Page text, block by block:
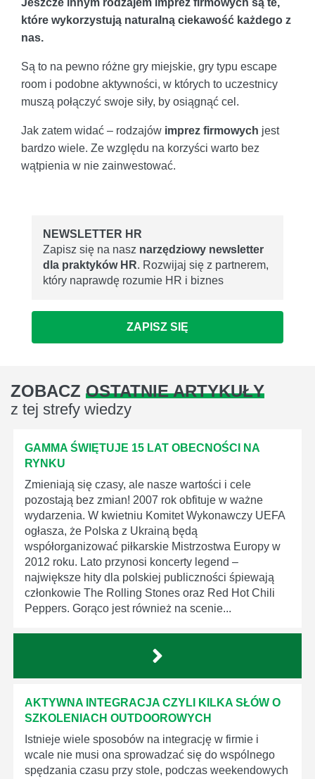
Jeszcze innym rodzajem imprez firmowych są te,
które wykorzystują naturalną ciekawość każdego z
nas.
Są to na pewno różne gry miejskie, gry typu escape
room i podobne aktywności, w których to uczestnicy
muszą połączyć swoje siły, by osiągnąć cel.
Jak zatem widać – rodzajów imprez firmowych jest
bardzo wiele. Ze względu na korzyści warto bez
wątpienia w nie zainwestować.
NEWSLETTER HR
Zapisz się na nasz narzędziowy newsletter
dla praktyków HR. Rozwijaj się z partnerem,
który naprawdę rozumie HR i biznes
ZAPISZ SIĘ
ZOBACZ OSTATNIE ARTYKUŁY
z tej strefy wiedzy
GAMMA ŚWIĘTUJE 15 LAT OBECNOŚCI NA
RYNKU
Zmieniają się czasy, ale nasze wartości i cele
pozostają bez zmian! 2007 rok obfituje w ważne
wydarzenia. W kwietniu Komitet Wykonawczy UEFA
ogłasza, że Polska z Ukrainą będą
współorganizować piłkarskie Mistrzostwa Europy w
2012 roku. Lato przynosi koncerty legend –
największe hity dla polskiej publiczności śpiewają
członkowie The Rolling Stones oraz Red Hot Chili
Peppers. Gorąco jest również na scenie...
AKTYWNA INTEGRACJA CZYLI KILKA SŁÓW O
SZKOLENIACH OUTDOOROWYCH
Istnieje wiele sposobów na integrację w firmie i
wcale nie musi ona sprowadzać się do wspólnego
spędzania czasu przy stole, podczas weekendowych